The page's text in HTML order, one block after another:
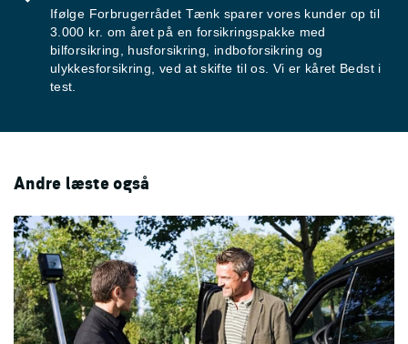
Ifølge Forbrugerrådet Tænk sparer vores kunder op til
3.000 kr. om året på en forsikringspakke med
bilforsikring, husforsikring, indboforsikring og
ulykkesforsikring, ved at skifte til os. Vi er kåret Bedst i
test.
Andre læste også